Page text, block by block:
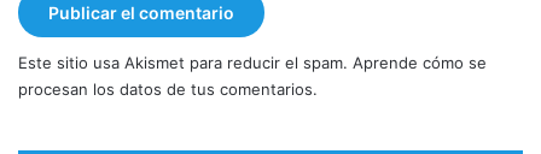
Este sitio usa Akismet para reducir el spam. Aprende cómo se
procesan los datos de tus comentarios.